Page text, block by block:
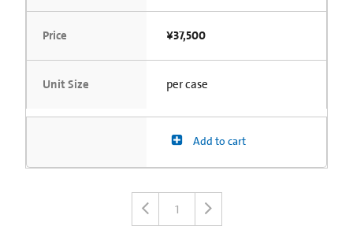
Price ¥37,500
Unit Size per case
Add to cart
1